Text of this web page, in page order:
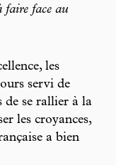
faire face au
les
servi de
de se rallier à la
les croyances,
a bien